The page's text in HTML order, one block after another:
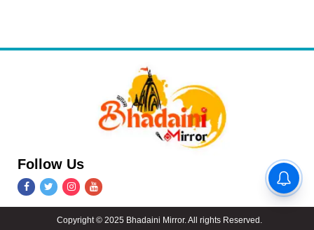
Follow Us
Copyright © 2025 Bhadaini Mirror. All rights Reserved.